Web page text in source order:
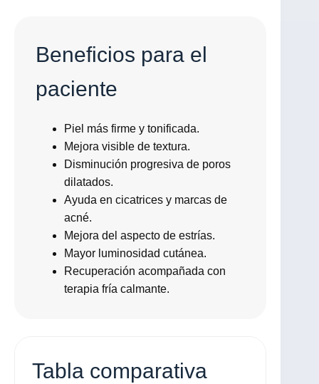
Beneficios para el
paciente
Piel más firme y tonificada.
Mejora visible de textura.
Disminución progresiva de poros
dilatados.
Ayuda en cicatrices y marcas de
acné.
Mejora del aspecto de estrías.
Mayor luminosidad cutánea.
Recuperación acompañada con
terapia fría calmante.
Tabla comparativa